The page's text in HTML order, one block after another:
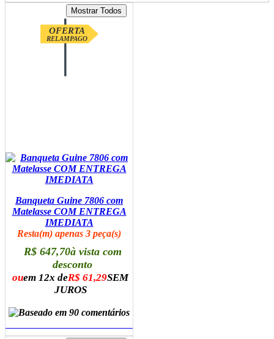
OFERTA
RELAMPAGO
Banqueta Guine 7806 com
Matelasse COM ENTREGA
IMEDIATA
Resta(m) apenas 3 peça(s)
R$ 647,70à vista com
desconto
ouem 12x deR$ 61,29SEM
JUROS